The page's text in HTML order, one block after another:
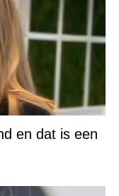
en dat is een